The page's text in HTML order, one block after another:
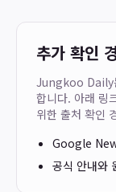
추가 확인
Jungkoo Daily
합니다. 아래 링
위한 출처 확인
Google
공식 안내와